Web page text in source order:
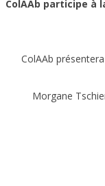
ColAAb participe à
ColAAb
Morgane